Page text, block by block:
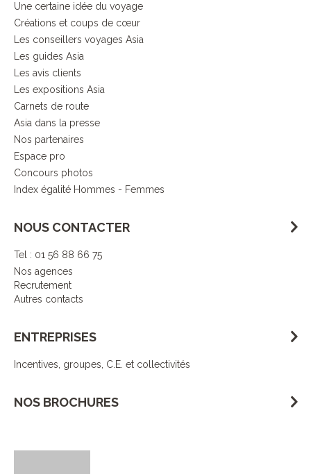
Une certaine idée du voyage
Créations et coups de cœur
Les conseillers voyages Asia
Les guides Asia
Les avis clients
Les expositions Asia
Carnets de route
Asia dans la presse
Nos partenaires
Espace pro
Concours photos
Index égalité Hommes - Femmes
NOUS CONTACTER
Tel : 01 56 88 66 75
Nos agences
Recrutement
Autres contacts
ENTREPRISES
Incentives, groupes, C.E. et collectivités
NOS BROCHURES